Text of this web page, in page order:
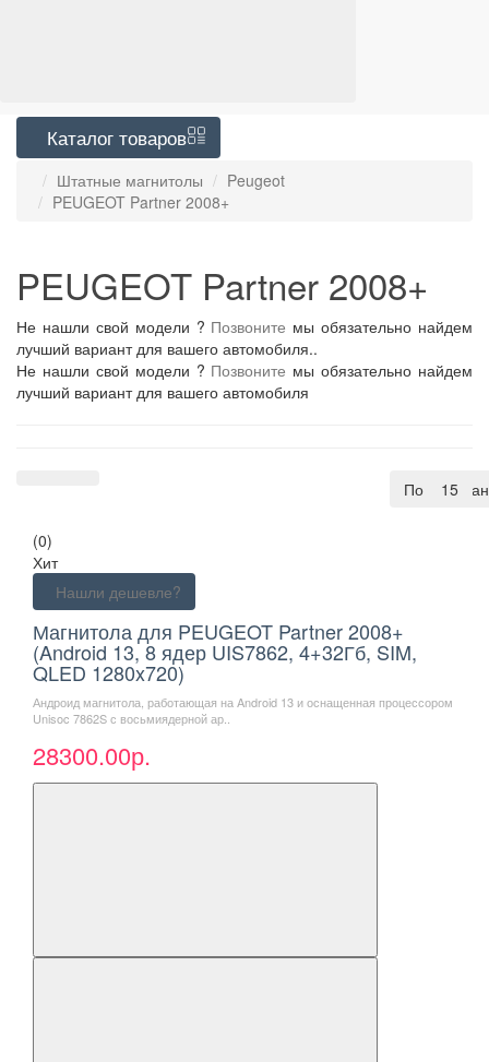
Каталог товаров
Штатные магнитолы
Peugeot
PEUGEOT Partner 2008+
PEUGEOT Partner 2008+
Не нашли свой модели ? Позвоните мы обязательно найдем
лучший вариант для вашего автомобиля..
Не нашли свой модели ? Позвоните мы обязательно найдем
лучший вариант для вашего автомобиля
15
По
(0)
Хит
Нашли дешевле?
Магнитола для PEUGEOT Partner 2008+
(Android 13, 8 ядер UIS7862, 4+32Гб, SIM,
QLED 1280x720)
Андроид магнитола, работающая на Android 13 и оснащенная процессором
Unisoc 7862S с восьмиядерной ар..
28300.00р.